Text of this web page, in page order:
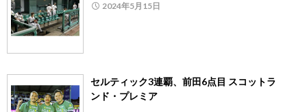
2024年5月15日
セルティック3連覇、前田6点目 スコットラ
ンド・プレミア